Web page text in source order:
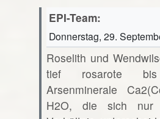
EPI-Team:
Donnerstag, 29.
Roselith und
tief rosarote
Arsenminerale
H2O, die sich nur